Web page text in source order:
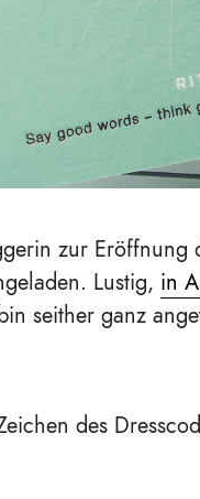
zur Eröffnung
Lustig, in
seither ganz
des